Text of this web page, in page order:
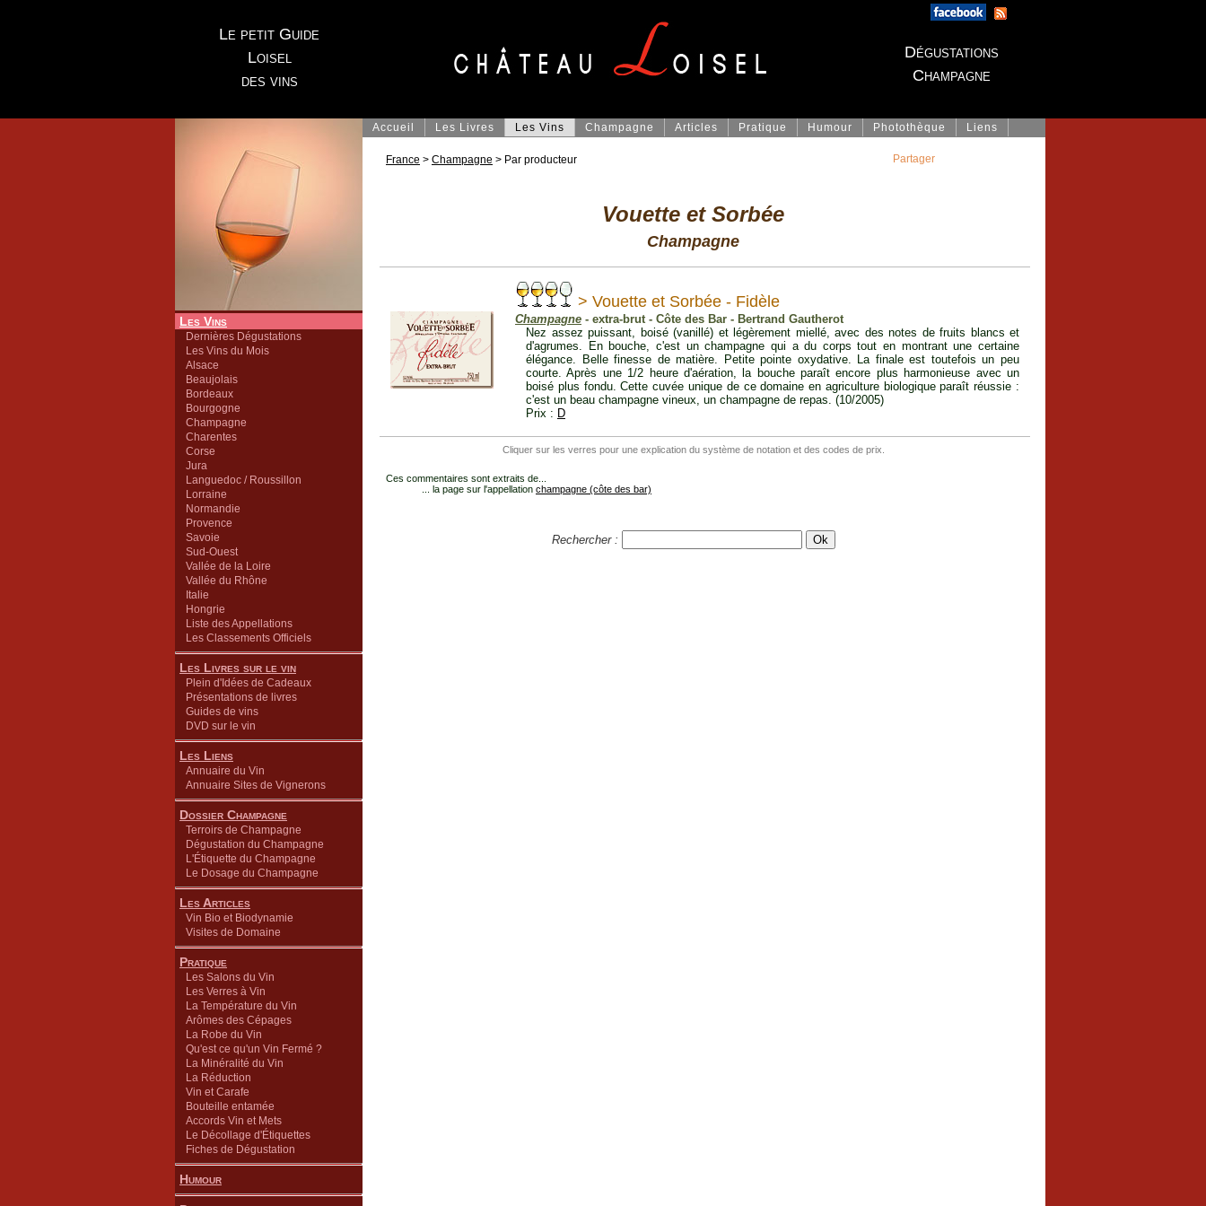
Le petit Guide
Loisel
des vins
Dégustations
Champagne
Les Vins
Dernières Dégustations
Les Vins du Mois
Alsace
Beaujolais
Bordeaux
Bourgogne
Champagne
Charentes
Corse
Jura
Languedoc / Roussillon
Lorraine
Normandie
Provence
Savoie
Sud-Ouest
Vallée de la Loire
Vallée du Rhône
Italie
Hongrie
Liste des Appellations
Les Classements Officiels
Les Livres sur le vin
Plein d'Idées de Cadeaux
Présentations de livres
Guides de vins
DVD sur le vin
Les Liens
Annuaire du Vin
Annuaire Sites de Vignerons
Dossier Champagne
Terroirs de Champagne
Dégustation du Champagne
L'Étiquette du Champagne
Le Dosage du Champagne
Les Articles
Vin Bio et Biodynamie
Visites de Domaine
Pratique
Les Salons du Vin
Les Verres à Vin
La Température du Vin
Arômes des Cépages
La Robe du Vin
Qu'est ce qu'un Vin Fermé ?
La Minéralité du Vin
La Réduction
Vin et Carafe
Bouteille entamée
Accords Vin et Mets
Le Décollage d'Étiquettes
Fiches de Dégustation
Humour
Accueil Les Livres Les Vins Champagne Articles Pratique Humour Photothèque Liens
France > Champagne > Par producteur
Vouette et Sorbée
Champagne
> Vouette et Sorbée - Fidèle
Champagne - extra-brut - Côte des Bar - Bertrand Gautherot
Nez assez puissant, boisé (vanillé) et légèrement miellé, avec des notes de fruits blancs et
d'agrumes. En bouche, c'est un champagne qui a du corps tout en montrant une certaine
élégance. Belle finesse de matière. Petite pointe oxydative. La finale est toutefois un peu
courte. Après une 1/2 heure d'aération, la bouche paraît encore plus harmonieuse avec un
boisé plus fondu. Cette cuvée unique de ce domaine en agriculture biologique paraît réussie :
c'est un beau champagne vineux, un champagne de repas. (10/2005)
Prix : D
Cliquer sur les verres pour une explication du système de notation et des codes de prix.
Ces commentaires sont extraits de...
... la page sur l'appellation champagne (côte des bar)
Rechercher :
Partager